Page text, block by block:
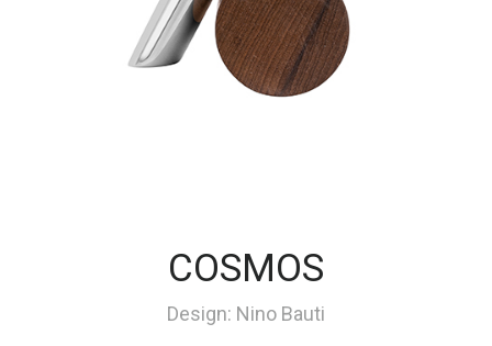
COSMOS
Design: Nino Bauti